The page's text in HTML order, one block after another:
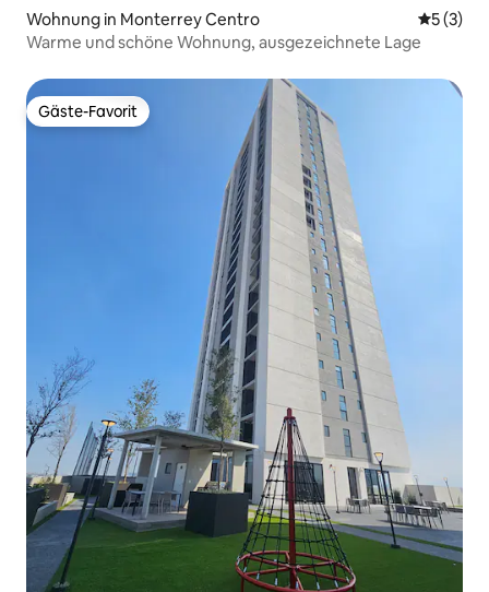
Wohnung in Monterrey Centro
5 (3)
Warme und schöne Wohnung, ausgezeichnete Lage
Gäste-Favorit
Gäste-Favorit